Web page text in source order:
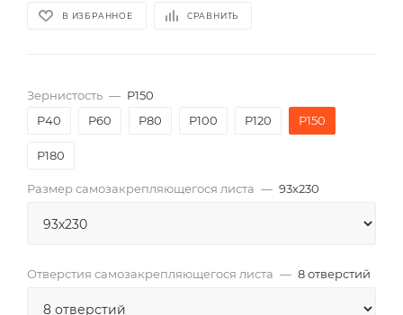
В ИЗБРАННОЕ СРАВНИТЬ
Зернистость — P150
P40
P60 P80 P100 P120 P150
P180
Размер самозакрепляющегося листа — 93х230
Отверстия самозакрепляющегося листа — 8 отверстий